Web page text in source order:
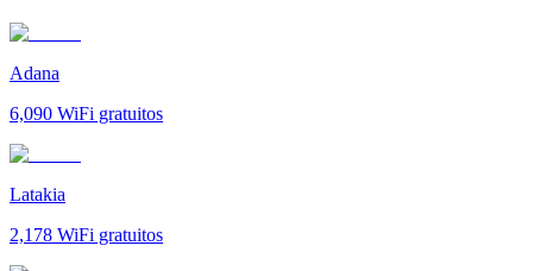
Adana
6,090 WiFi gratuitos
Latakia
2,178 WiFi gratuitos